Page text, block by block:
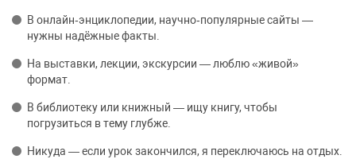
В онлайн‑энциклопедии, научно‑популярные сайты —
нужны надёжные факты.
На выставки, лекции, экскурсии — люблю «живой»
формат.
В библиотеку или книжный — ищу книгу, чтобы
погрузиться в тему глубже.
Никуда — если урок закончился, я переключаюсь на отдых.